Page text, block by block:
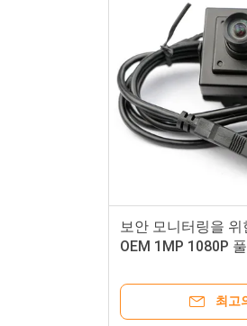
보안 모니터링을
OEM 1MP 1080P
최고